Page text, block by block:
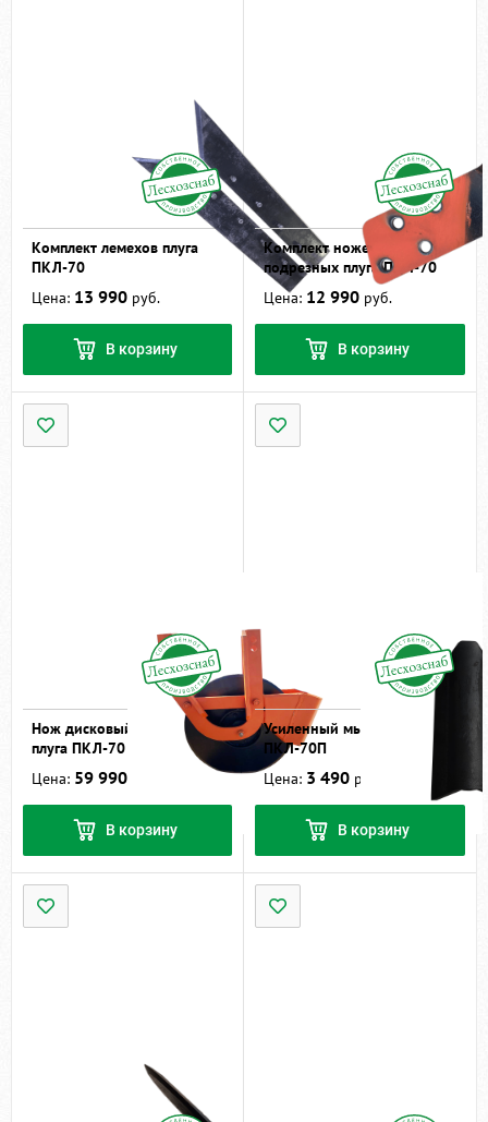
Комплект лемехов плуга
ПКЛ-70
Цена: 13 990 руб.
В корзину
Комплект ножей
подрезных плуга ПКЛ-70
Цена: 12 990 руб.
В корзину
Нож дисковый в сборе
плуга ПКЛ-70
Цена: 59 990
В корзину
Усиленный мыс лемехов к
ПКЛ-70П
Цена: 3 490 руб.
В корзину